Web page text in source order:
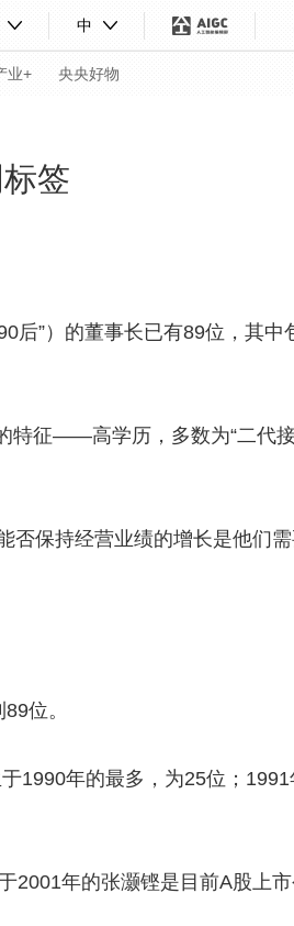
中
业+ 央央好物
综合体育 亚冬会
阅读 艺术 汽车 数智 5G
签
”）的董事长已有89位，其中
征——高学历，多数为“二代接
保持经营业绩的增长是他们
位。
1990年的最多，为25位；1991
年的张灏铿是目前A股上市